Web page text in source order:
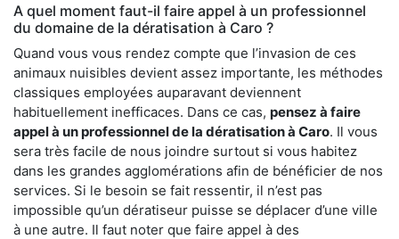
A quel moment faut-il faire appel à un professionnel
du domaine de la dératisation à Caro ?
Quand vous vous rendez compte que l’invasion de ces
animaux nuisibles devient assez importante, les méthodes
classiques employées auparavant deviennent
habituellement inefficaces. Dans ce cas, pensez à faire
appel à un professionnel de la dératisation à Caro. Il vous
sera très facile de nous joindre surtout si vous habitez
dans les grandes agglomérations afin de bénéficier de nos
services. Si le besoin se fait ressentir, il n’est pas
impossible qu’un dératiseur puisse se déplacer d’une ville
à une autre. Il faut noter que faire appel à des